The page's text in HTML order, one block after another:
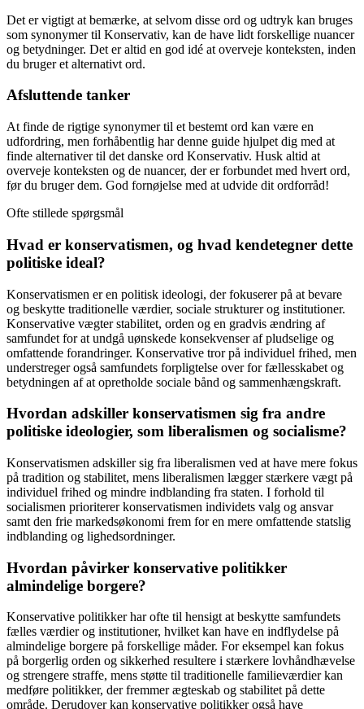
Det er vigtigt at bemærke, at selvom disse ord og udtryk kan bruges
som synonymer til Konservativ, kan de have lidt forskellige nuancer
og betydninger. Det er altid en god idé at overveje konteksten, inden
du bruger et alternativt ord.
Afsluttende tanker
At finde de rigtige synonymer til et bestemt ord kan være en
udfordring, men forhåbentlig har denne guide hjulpet dig med at
finde alternativer til det danske ord Konservativ. Husk altid at
overveje konteksten og de nuancer, der er forbundet med hvert ord,
før du bruger dem. God fornøjelse med at udvide dit ordforråd!
Ofte stillede spørgsmål
Hvad er konservatismen, og hvad kendetegner dette
politiske ideal?
Konservatismen er en politisk ideologi, der fokuserer på at bevare
og beskytte traditionelle værdier, sociale strukturer og institutioner.
Konservative vægter stabilitet, orden og en gradvis ændring af
samfundet for at undgå uønskede konsekvenser af pludselige og
omfattende forandringer. Konservative tror på individuel frihed, men
understreger også samfundets forpligtelse over for fællesskabet og
betydningen af ​​at opretholde sociale bånd og sammenhængskraft.
Hvordan adskiller konservatismen sig fra andre
politiske ideologier, som liberalismen og socialisme?
Konservatismen adskiller sig fra liberalismen ved at have mere fokus
på tradition og stabilitet, mens liberalismen lægger stærkere vægt på
individuel frihed og mindre indblanding fra staten. I forhold til
socialismen prioriterer konservatismen individets valg og ansvar
samt den frie markedsøkonomi frem for en mere omfattende statslig
indblanding og lighedsordninger.
Hvordan påvirker konservative politikker
almindelige borgere?
Konservative politikker har ofte til hensigt at beskytte samfundets
fælles værdier og institutioner, hvilket kan have en indflydelse på
almindelige borgere på forskellige måder. For eksempel kan fokus
på borgerlig orden og sikkerhed resultere i stærkere lovhåndhævelse
og strengere straffe, mens støtte til traditionelle familieværdier kan
medføre politikker, der fremmer ægteskab og stabilitet på dette
område. Derudover kan konservative politikker også have